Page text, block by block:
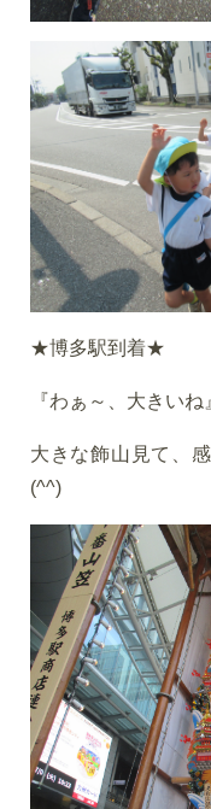
★博多駅到着★
『わぁ～、大きい
大きな飾山見て、
(^^)